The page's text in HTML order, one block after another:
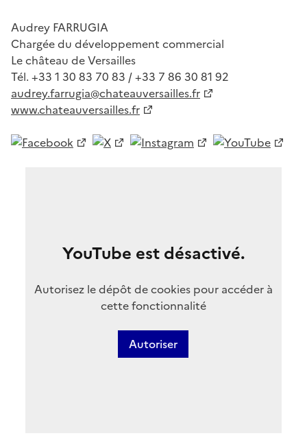
Audrey FARRUGIA
Chargée du développement commercial
Le château de Versailles
Tél. +33 1 30 83 70 83 / +33 7 86 30 81 92
audrey.farrugia@chateauversailles.fr
www.chateauversailles.fr
YouTube est désactivé.
Autorisez le dépôt de cookies pour accéder à
cette fonctionnalité
Autoriser